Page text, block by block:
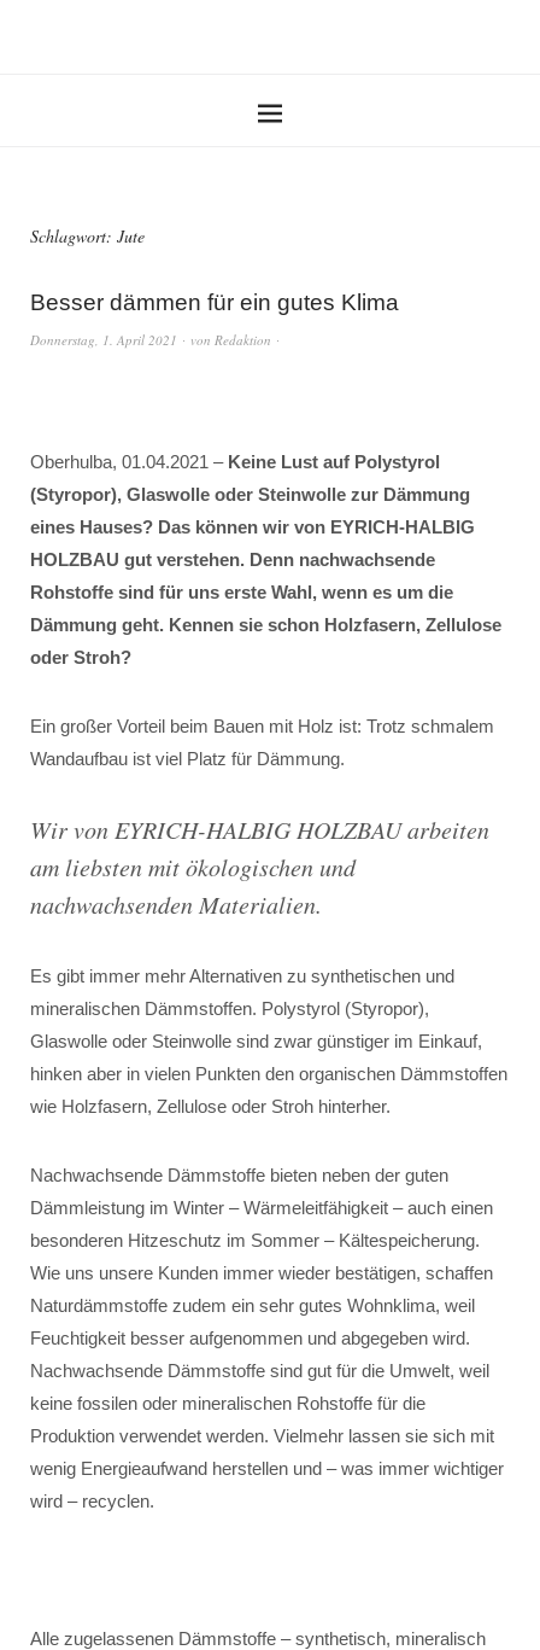
Schlagwort: Jute
Besser dämmen für ein gutes Klima
Donnerstag, 1. April 2021 von Redaktion
Oberhulba, 01.04.2021 – Keine Lust auf Polystyrol
(Styropor), Glaswolle oder Steinwolle zur Dämmung
eines Hauses? Das können wir von EYRICH-HALBIG
HOLZBAU gut verstehen. Denn nachwachsende
Rohstoffe sind für uns erste Wahl, wenn es um die
Dämmung geht. Kennen sie schon Holzfasern, Zellulose
oder Stroh?
Ein großer Vorteil beim Bauen mit Holz ist: Trotz schmalem
Wandaufbau ist viel Platz für Dämmung.
Wir von EYRICH-HALBIG HOLZBAU arbeiten
am liebsten mit ökologischen und
nachwachsenden Materialien.
Es gibt immer mehr Alternativen zu synthetischen und
mineralischen Dämmstoffen. Polystyrol (Styropor),
Glaswolle oder Steinwolle sind zwar günstiger im Einkauf,
hinken aber in vielen Punkten den organischen Dämmstoffen
wie Holzfasern, Zellulose oder Stroh hinterher.
Nachwachsende Dämmstoffe bieten neben der guten
Dämmleistung im Winter – Wärmeleitfähigkeit – auch einen
besonderen Hitzeschutz im Sommer – Kältespeicherung.
Wie uns unsere Kunden immer wieder bestätigen, schaffen
Naturdämmstoffe zudem ein sehr gutes Wohnklima, weil
Feuchtigkeit besser aufgenommen und abgegeben wird.
Nachwachsende Dämmstoffe sind gut für die Umwelt, weil
keine fossilen oder mineralischen Rohstoffe für die
Produktion verwendet werden. Vielmehr lassen sie sich mit
wenig Energieaufwand herstellen und – was immer wichtiger
wird – recyclen.
Alle zugelassenen Dämmstoffe – synthetisch, mineralisch